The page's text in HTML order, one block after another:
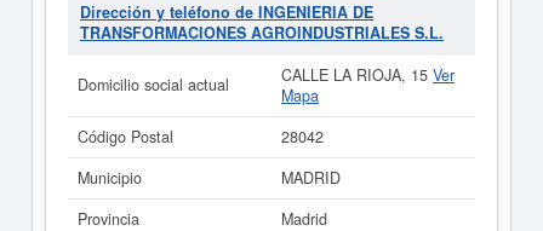
Dirección y teléfono de INGENIERIA DE
TRANSFORMACIONES AGROINDUSTRIALES S.L.
Domicilio social actual CALLE LA RIOJA, 15 Ver
Mapa
Código Postal
28042
Municipio
MADRID
Provincia
Madrid